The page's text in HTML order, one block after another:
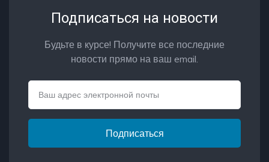
Подписаться на новости
Будьте в курсе! Получите все последние
новости прямо на ваш email.
Подписаться